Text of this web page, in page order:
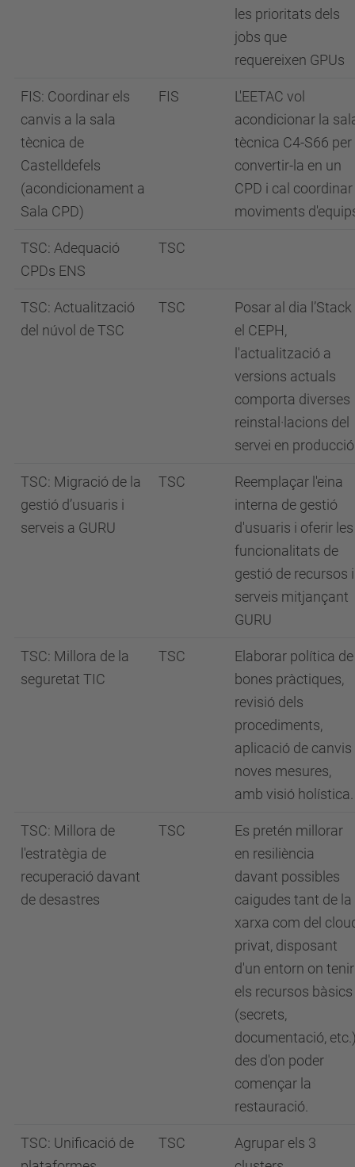
les prioritats dels
jobs que
requereixen GPUs
FIS: Coordinar els
canvis a la sala
tècnica de
Castelldefels
(acondicionament a
Sala CPD)
FIS
L'EETAC vol
acondicionar la
tècnica C4-S66 per
convertir-la en un
CPD i cal coordinar
moviments
TSC: Adequació
CPDs ENS
TSC
TSC: Actualització
del núvol de TSC
TSC
Posar al dia l’Stack
el CEPH,
l'actualització a
versions actuals
comporta diverses
reinstal·lacions del
servei en
TSC: Migració de la
gestió d’usuaris i
serveis a GURU
TSC
Reemplaçar l'eina
interna de gestió
d'usuaris i oferir les
funcionalitats de
gestió de recursos i
serveis mitjançant
GURU
TSC: Millora de la
seguretat TIC
TSC
Elaborar política de
bones pràctiques,
revisió dels
procediments,
aplicació de canvis
noves mesures,
amb visió holística.
TSC: Millora de
l'estratègia de
recuperació davant
de desastres
TSC
Es pretén millorar
en resiliència
davant possibles
caigudes tant de la
xarxa com del
privat, disposant
d'un entorn on tenir
els recursos bàsics
(secrets,
documentació,
des d'on poder
començar la
restauració.
TSC: Unificació de
TSC
Agrupar els 3